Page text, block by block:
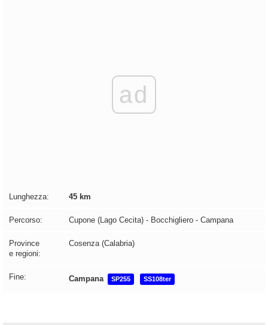
ad
Lunghezza: 45 km
Percorso: Cupone (Lago Cecita) - Bocchigliero - Campana
Province
e regioni:
Cosenza (Calabria)
Fine: Campana SP255 SS108ter